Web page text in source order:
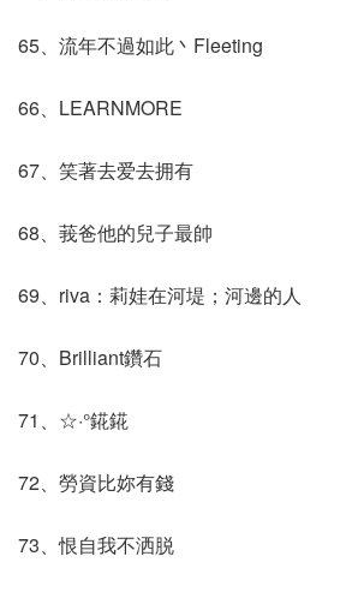
65、流年不過如此丶Fleeting
66、LEARNMORE
67、笑著去爱去拥有
68、莪爸他的兒子最帥
69、riva：莉娃在河堤；河邊的人
70、Brilliant鑽石
71、☆·°錵錵
72、勞資比妳有錢
73、恨自我不洒脱